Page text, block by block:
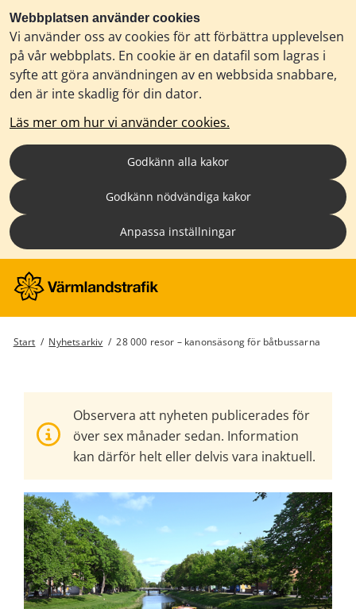
Webbplatsen använder cookies
Vi använder oss av cookies för att förbättra upplevelsen
på vår webbplats. En cookie är en datafil som lagras i
syfte att göra användningen av en webbsida snabbare,
den är inte skadlig för din dator.
Läs mer om hur vi använder cookies.
Godkänn alla kakor
Godkänn nödvändiga kakor
Anpassa inställningar
Start / Nyhetsarkiv / 28 000 resor – kanonsäsong för båtbussarna
Observera att nyheten publicerades för
över sex månader sedan. Information
kan därför helt eller delvis vara inaktuell.